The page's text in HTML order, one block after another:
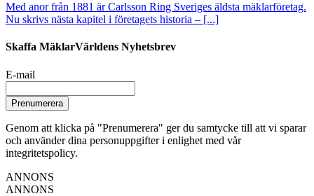
Med anor från 1881 är Carlsson Ring Sveriges äldsta mäklarföretag.
Nu skrivs nästa kapitel i företagets historia – [...]
Skaffa MäklarVärldens Nyhetsbrev
E-mail
Prenumerera
Genom att klicka på "Prenumerera" ger du samtycke till att vi sparar
och använder dina personuppgifter i enlighet med vår
integritetspolicy.
ANNONS
ANNONS